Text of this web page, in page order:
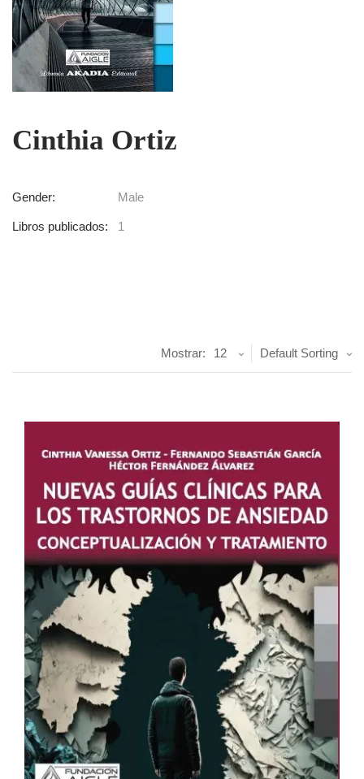
Cinthia Ortiz
Gender: Male
Libros publicados: 1
Default Sorting
Mostrar: 12